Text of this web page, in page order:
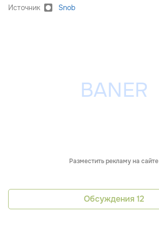
Источник Snob
Разместить рекламу на сайте
Обсуждения 12